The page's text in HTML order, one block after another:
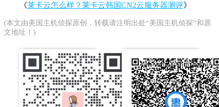
《莱卡云怎么样？莱卡云韩国CN2云服务器测评》
(本文由美国主机侦探原创，转载请注明出处“美国主机侦探”和原
文地址！)